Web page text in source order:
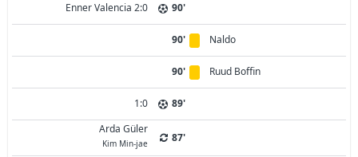
Enner Valencia 2:0
90'
90' Naldo
90' Ruud Boffin
1:0
89'
Arda Güler
Kim Min-jae 87'